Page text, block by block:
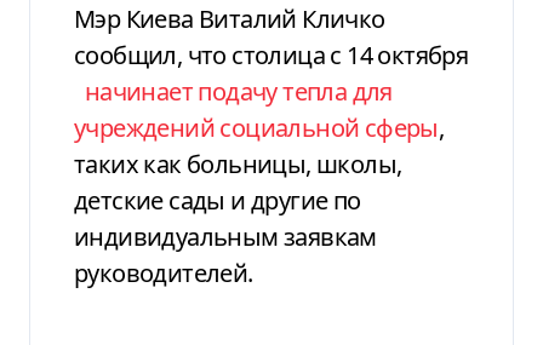
Мэр Киева Виталий Кличко
сообщил, что столица с 14 октября
начинает подачу тепла для
учреждений социальной сферы,
таких как больницы, школы,
детские сады и другие по
индивидуальным заявкам
руководителей.